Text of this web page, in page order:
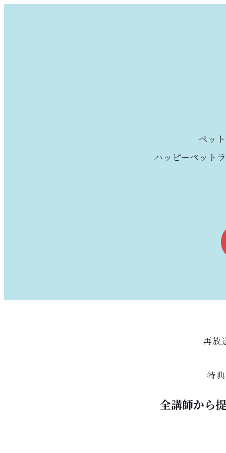
ペッ
ハッピーペット
再放
特
全講師から